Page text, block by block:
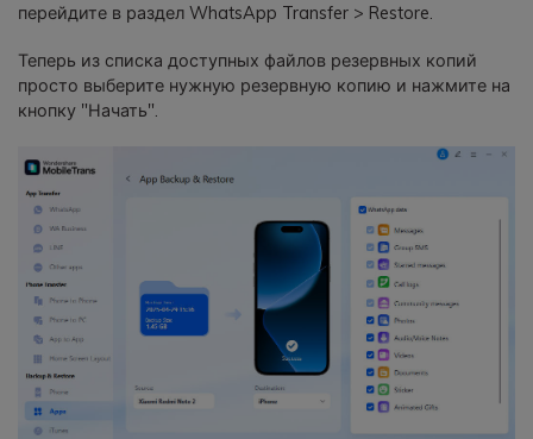
перейдите в раздел WhatsApp Transfer > Restore.
Теперь из списка доступных файлов резервных копий
просто выберите нужную резервную копию и нажмите на
кнопку "Начать".